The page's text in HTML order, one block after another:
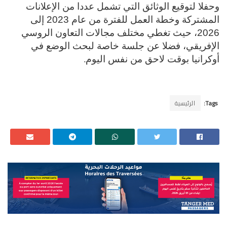
وحفلا لتوقيع الوثائق التي تشمل عددا من الإعلانات
المشتركة وخطة العمل للفترة من عام 2023 إلى
2026، حيث تغطي مختلف مجالات التعاون الروسي
الإفريقي، فضلا عن جلسة خاصة لبحث الوضع في
أوكرانيا بوقت لاحق من نفس اليوم.
Tags: الرئيسية